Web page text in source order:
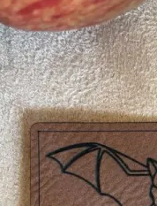
sich keine Produkte
Shop